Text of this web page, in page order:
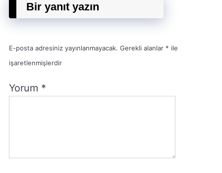
Bir yanıt yazın
E-posta adresiniz yayınlanmayacak. Gerekli alanlar * ile
işaretlenmişlerdir
Yorum *